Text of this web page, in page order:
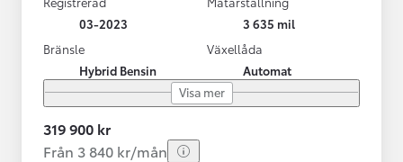
03-2023
3 635 mil
Bränsle
Hybrid Bensin
Växellåda
Automat
Visa mer
319 900 kr
Från 3 840 kr/mån